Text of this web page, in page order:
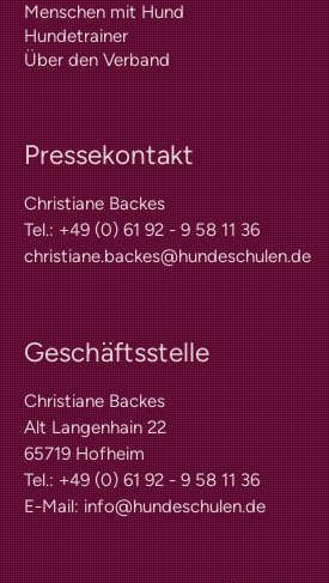
Dummyprüfung
Dummykarten
Hoopersprüfung
Menschen mit Hund
Hundetrainer
Über den Verband
Pressekontakt
Christiane Backes
Tel.: +49 (0) 61 92 - 9 58 11 36
christiane.backes@hundeschulen.de
Geschäftsstelle
Christiane Backes
Alt Langenhain 22
65719 Hofheim
Tel.: +49 (0) 61 92 - 9 58 11 36
E-Mail: info@hundeschulen.de